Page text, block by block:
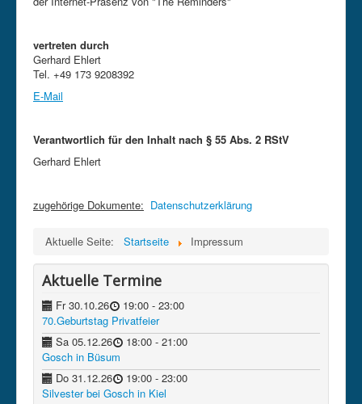
Termine
Kontakt
Datenschutz
intern
vertreten durch
Gerhard Ehlert
Tel. +49 173 9208392
E-Mail
Verantwortlich für den Inhalt nach § 55 Abs. 2 RStV
Gerhard Ehlert
zugehörige Dokumente: Datenschutzerklärung
Aktuelle Seite: Startseite Impressum
Aktuelle Termine
Fr 30.10.26 19:00 - 23:00
70.Geburtstag Privatfeier
Sa 05.12.26
18:00 - 21:00
Gosch in Büsum
Do 31.12.26
19:00 - 23:00
Silvester bei Gosch in Kiel